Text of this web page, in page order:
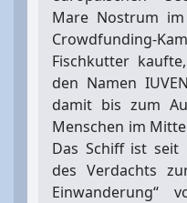
Mare Nostrum
Crowdfunding-
Fischkutter
den Namen
damit bis zum
Menschen im
Das Schiff ist seit
des Verdachts
Einwanderung“